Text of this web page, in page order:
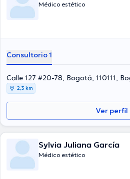
Médico estético
Consultorio 1
Calle 127 #20-78, Bogotá, 110111,
2,3 km
Ver perfil
Sylvia Juliana García
Médico estético